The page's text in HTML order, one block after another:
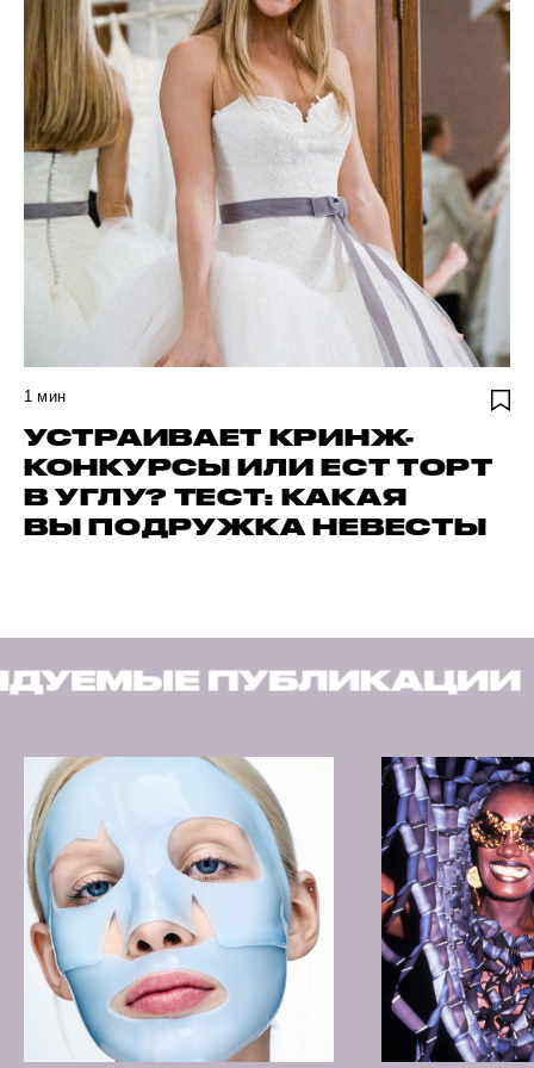
1 мин
УСТРАИВАЕТ КРИНЖ-
КОНКУРСЫ ИЛИ ЕСТ ТОРТ
В УГЛУ? ТЕСТ: КАКАЯ
ВЫ ПОДРУЖКА НЕВЕСТЫ